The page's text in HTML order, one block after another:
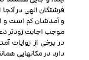
فرشتگان الهی در
و آمدشان کم است و
موجب اجابت زودتر
در برخی از
دارد در مکان‏هایی